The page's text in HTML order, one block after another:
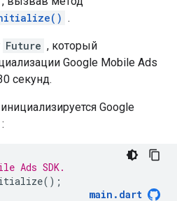
.
Future , который
Google Mobile Ads
секунд.
Google
:
Ads SDK.
();
main . dart